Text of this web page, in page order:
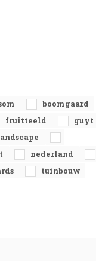
boomgaard
fruitteeld
guyt
nederland
tuinbouw